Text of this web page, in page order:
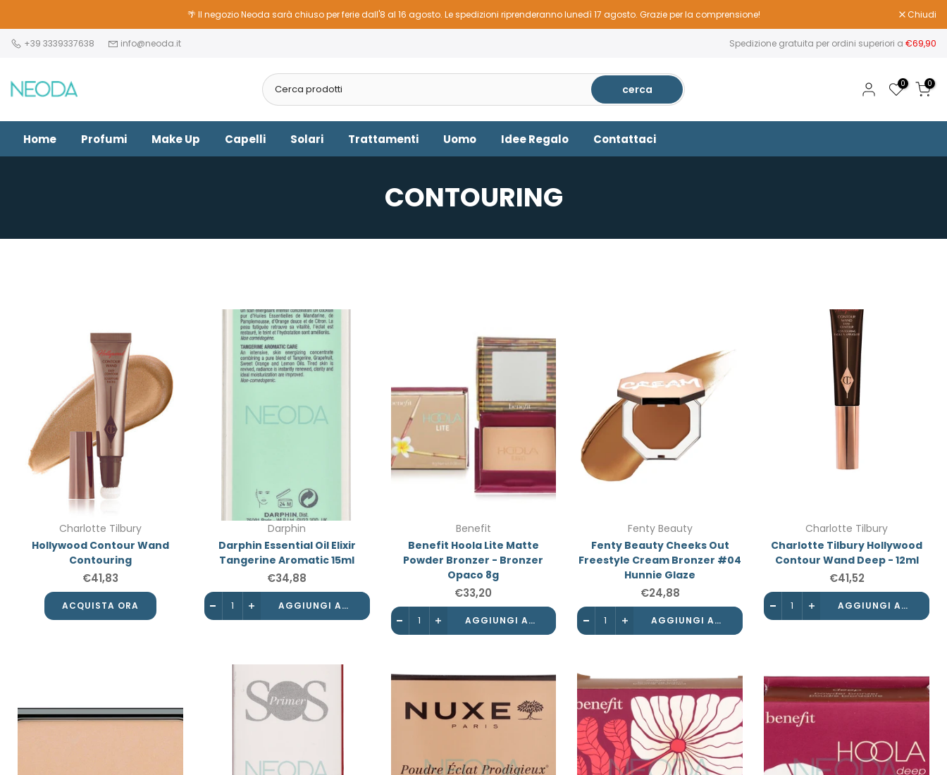
al
contenuto
🌴 Il negozio Neoda sarà chiuso per ferie dall'8 al 16 agosto. Le spedizioni riprenderanno lunedì 17 agosto. Grazie per la comprensione! Chiudi
+39 3339337638 info@neoda.it Spedizione gratuita per ordini superiori a €69,90
cerca 0 0
Home Profumi Make Up Capelli Solari Trattamenti Uomo Idee Regalo Contattaci
CONTOURING
Charlotte Tilbury
Hollywood Contour Wand
Contouring
€41,83
ACQUISTA ORA
Darphin
Darphin Essential Oil Elixir
Tangerine Aromatic 15ml
€34,88
AGGIUNGI AL CARRELLO
Benefit
Benefit Hoola Lite Matte
Powder Bronzer - Bronzer
Opaco 8g
€33,20
AGGIUNGI AL CARRELLO
Fenty Beauty
Fenty Beauty Cheeks Out
Freestyle Cream Bronzer #04
Hunnie Glaze
€24,88
AGGIUNGI AL CARRELLO
Charlotte Tilbury
Charlotte Tilbury Hollywood
Contour Wand Deep - 12ml
€41,52
AGGIUNGI AL CARRELLO